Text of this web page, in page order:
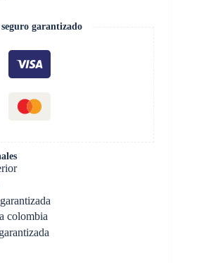
garantizado
colombia